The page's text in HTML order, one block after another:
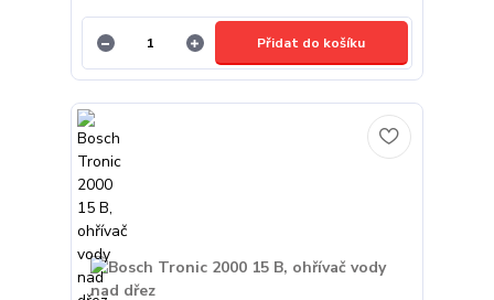
Přidat do košíku